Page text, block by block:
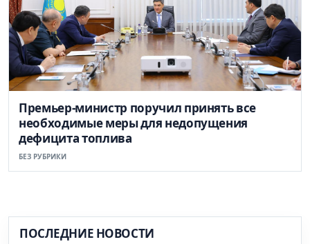
Премьер-министр поручил принять все
необходимые меры для недопущения
дефицита топлива
БЕЗ РУБРИКИ
ПОСЛЕДНИЕ НОВОСТИ